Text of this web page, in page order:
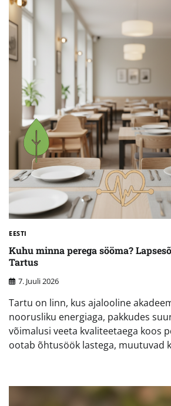
EESTI
Kuhu minna perega sööma?
Tartus
7. Juuli 2026
Tartu on linn, kus ajalooline
noorusliku energiaga, pakkudes
võimalusi veeta kvaliteetaega koos
ootab õhtusöök lastega, muutuvad